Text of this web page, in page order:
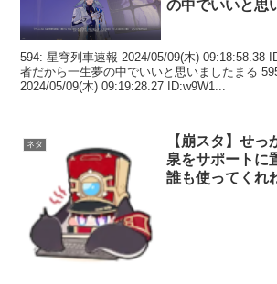
の中でいいと思
594: 星穹列車速報 2024/05/09(木) 09:18:58.38
者だから一生夢の中でいいと思いましたまる
2024/05/09(木) 09:19:28.27 ID:w9W1...
ネタ
【崩スタ】せ
泉をサポートに
誰も使ってくれ